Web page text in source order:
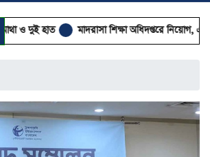
মাদরাসা শিক্ষা অধিদপ্তরে নিয়োগ, এইচএসসি পাসেই